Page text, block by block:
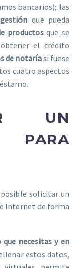
bancarios); las
que pueda
productosque se
el crédito
de notaríasi fuese
cuatro aspectos
UN
posible solicitar un
Internet de forma
que necesitas y en
estos datos,